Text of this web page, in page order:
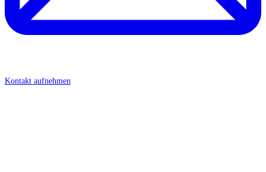
Kontakt aufnehmen